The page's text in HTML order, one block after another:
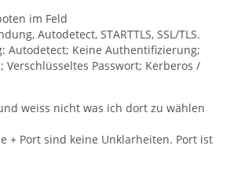
im Feld
Autodetect, STARTTLS, SSL/TLS.
Autodetect; Keine Authentifizierung;
Verschlüsseltes Passwort; Kerberos /
weiss nicht was ich dort zu wählen
+ Port sind keine Unklarheiten. Port ist